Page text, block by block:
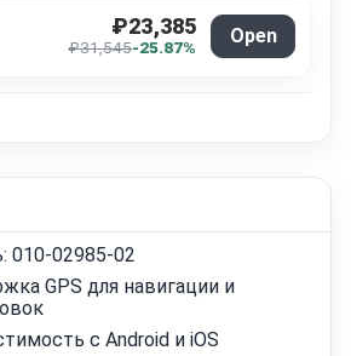
₽23,385
₽31,545-25.87% Open
010-02985-02
GPS для навигации и
с Android и iOS